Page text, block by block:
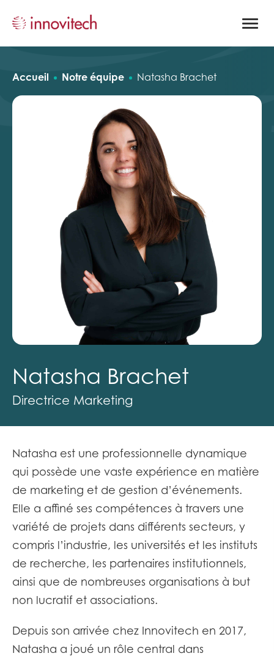
la
site
Accueil Notre équipe Natasha Brachet
Natasha Brachet
Directrice Marketing
Natasha est une professionnelle dynamique
qui possède une vaste expérience en matière
de marketing et de gestion d’événements.
Elle a affiné ses compétences à travers une
variété de projets dans différents secteurs, y
compris l’industrie, les universités et les instituts
de recherche, les partenaires institutionnels,
ainsi que de nombreuses organisations à but
non lucratif et associations.
Depuis son arrivée chez Innovitech en 2017,
Natasha a joué un rôle central dans